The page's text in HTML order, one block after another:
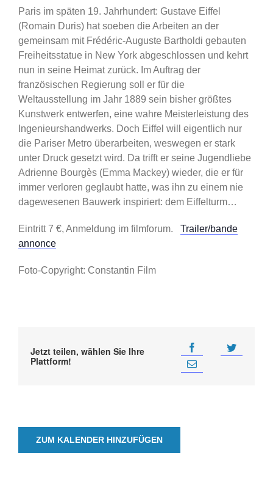
Paris im späten 19. Jahrhundert: Gustave Eiffel
(Romain Duris) hat soeben die Arbeiten an der
gemeinsam mit Frédéric-Auguste Bartholdi gebauten
Freiheitsstatue in New York abgeschlossen und kehrt
nun in seine Heimat zurück. Im Auftrag der
französischen Regierung soll er für die
Weltausstellung im Jahr 1889 sein bisher größtes
Kunstwerk entwerfen, eine wahre Meisterleistung des
Ingenieurshandwerks. Doch Eiffel will eigentlich nur
die Pariser Metro überarbeiten, weswegen er stark
unter Druck gesetzt wird. Da trifft er seine Jugendliebe
Adrienne Bourgès (Emma Mackey) wieder, die er für
immer verloren geglaubt hatte, was ihn zu einem nie
dagewesenen Bauwerk inspiriert: dem Eiffelturm…
Eintritt 7 €, Anmeldung im filmforum. Trailer/bande
annonce
Foto-Copyright: Constantin Film
Jetzt teilen, wählen Sie Ihre
Plattform!
ZUM KALENDER HINZUFÜGEN